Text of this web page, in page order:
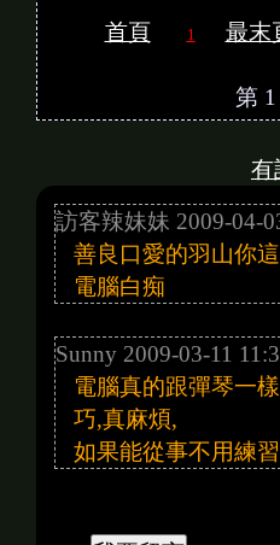
首頁 1 最末
第
有
訪客辣妹妹 2009-04-
善良口愛的羽山你
電腦白痴
Sunny 2009-03-11
電腦真的跟彈琴一
巧,真麻煩,
如果能從事不用練